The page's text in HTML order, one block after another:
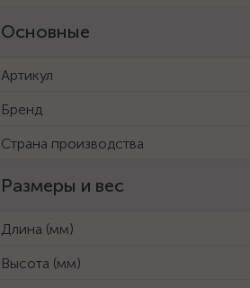
Основные
Артикул
Бренд
Страна производства
Размеры и вес
Длина (мм)
Высота (мм)